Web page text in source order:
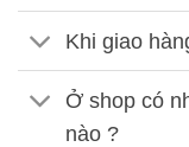
Khi giao
Ở shop có
nào ?